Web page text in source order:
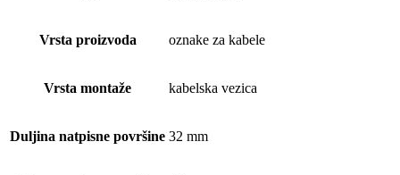
Vrsta proizvoda oznake za kabele
Vrsta montaže kabelska vezica
Duljina natpisne površine 32 mm